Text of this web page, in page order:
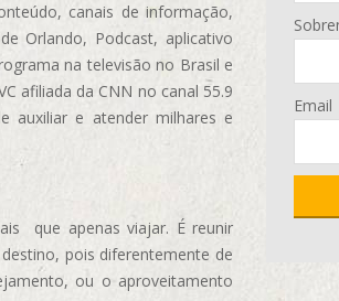
canais de informação,
Orlando, Podcast, aplicativo
na televisão no Brasil e
afiliada da CNN no canal 55.9
auxiliar e atender milhares e
que apenas viajar. É reunir
pois diferentemente de
ou o aproveitamento
Email